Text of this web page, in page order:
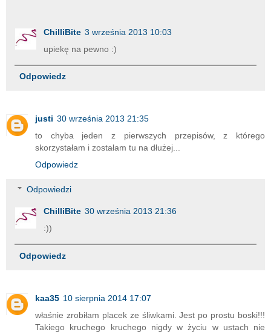
ChilliBite 3 września 2013 10:03
upiekę na pewno :)
Odpowiedz
justi 30 września 2013 21:35
to chyba jeden z pierwszych przepisów, z którego
skorzystałam i zostałam tu na dłużej...
Odpowiedz
Odpowiedzi
ChilliBite 30 września 2013 21:36
:))
Odpowiedz
kaa35 10 sierpnia 2014 17:07
właśnie zrobiłam placek ze śliwkami. Jest po prostu boski!!!
Takiego kruchego kruchego nigdy w życiu w ustach nie